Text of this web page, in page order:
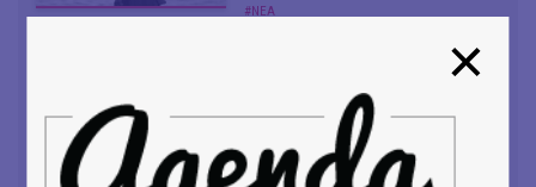
#ΝΕΑ
Venceremos | Νέο single + video